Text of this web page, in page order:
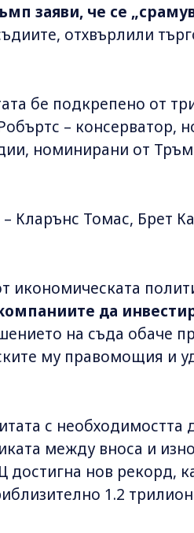
заяви, че се
отхвърлили
бе подкрепено от
–
номинирани от
Кларънс Томас, Брет
икономическата
да
на съда обаче
му правомощия и
с необходимостта
между вноса и
нов рекорд,
1.2